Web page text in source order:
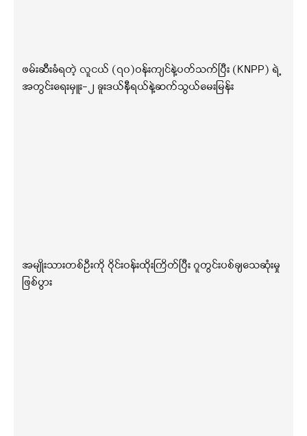
ဖမ်းဆီးခံရတဲ့ လူငယ် (၇၀)ဝန်းကျင်နဲ့ပတ်သက်ပြီး (KNPP) ရဲ့
အတွင်းရေးမှူး-၂ ခူးဒယ်နီရယ်နဲ့ဆက်သွယ်မေးမြန်း
အမျိုးသားတစ်ဦးကို ဝိုင်းဝန်းထိုးကြိတ်ပြီး ဂူတွင်းပစ်ချသေဆုံးမှု
ဖြစ်ပွား